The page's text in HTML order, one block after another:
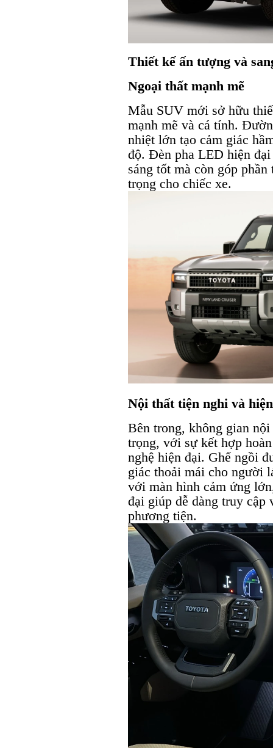
Thiết kế ấn tượng và
Ngoại thất mạnh mẽ
Mẫu SUV mới sở hữu
mạnh mẽ và cá tính.
nhiệt lớn tạo cảm giác
độ. Đèn pha LED hiện
sáng tốt mà còn góp
trọng cho chiếc xe.
Nội thất tiện nghi và
Bên trong, không gian
trọng, với sự kết hợp
nghệ hiện đại. Ghế ngồi
giác thoải mái cho người
với màn hình cảm ứng
đại giúp dễ dàng truy cập
phương tiện.